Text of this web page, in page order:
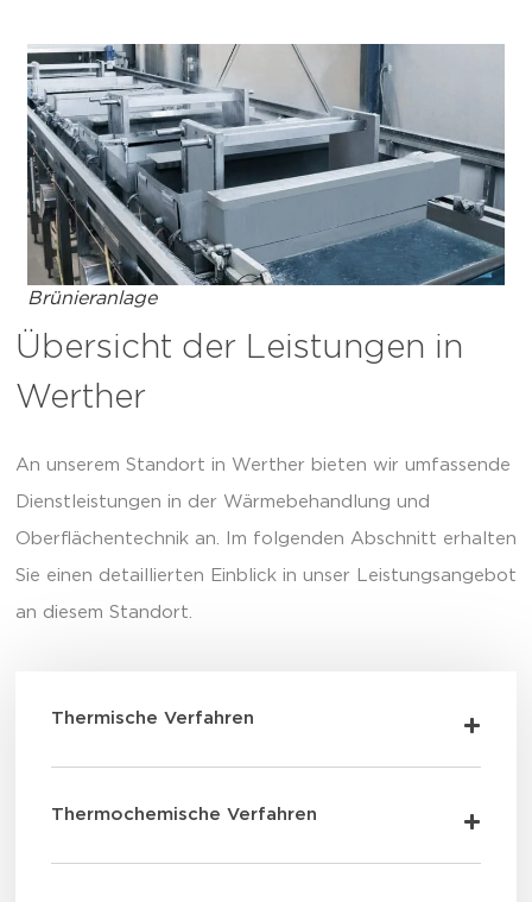
Brünieranlage
Übersicht der Leistungen in
Werther
An unserem Standort in Werther bieten wir umfassende
Dienstleistungen in der Wärmebehandlung und
Oberflächentechnik an. Im folgenden Abschnitt erhalten
Sie einen detaillierten Einblick in unser Leistungsangebot
an diesem Standort.
Thermische Verfahren
Thermochemische Verfahren